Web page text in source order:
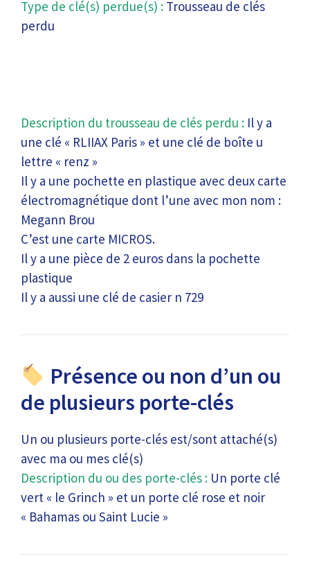
Type de clé(s) perdue(s) : Trousseau de clés
perdu
Description du trousseau de clés perdu : Il y a
une clé « RLIIAX Paris » et une clé de boîte u
lettre « renz »
Il y a une pochette en plastique avec deux carte
électromagnétique dont l’une avec mon nom :
Megann Brou
C’est une carte MICROS.
Il y a une pièce de 2 euros dans la pochette
plastique
Il y a aussi une clé de casier n 729
Présence ou non d’un ou
de plusieurs porte-clés
Un ou plusieurs porte-clés est/sont attaché(s)
avec ma ou mes clé(s)
Description du ou des porte-clés : Un porte clé
vert « le Grinch » et un porte clé rose et noir
« Bahamas ou Saint Lucie »